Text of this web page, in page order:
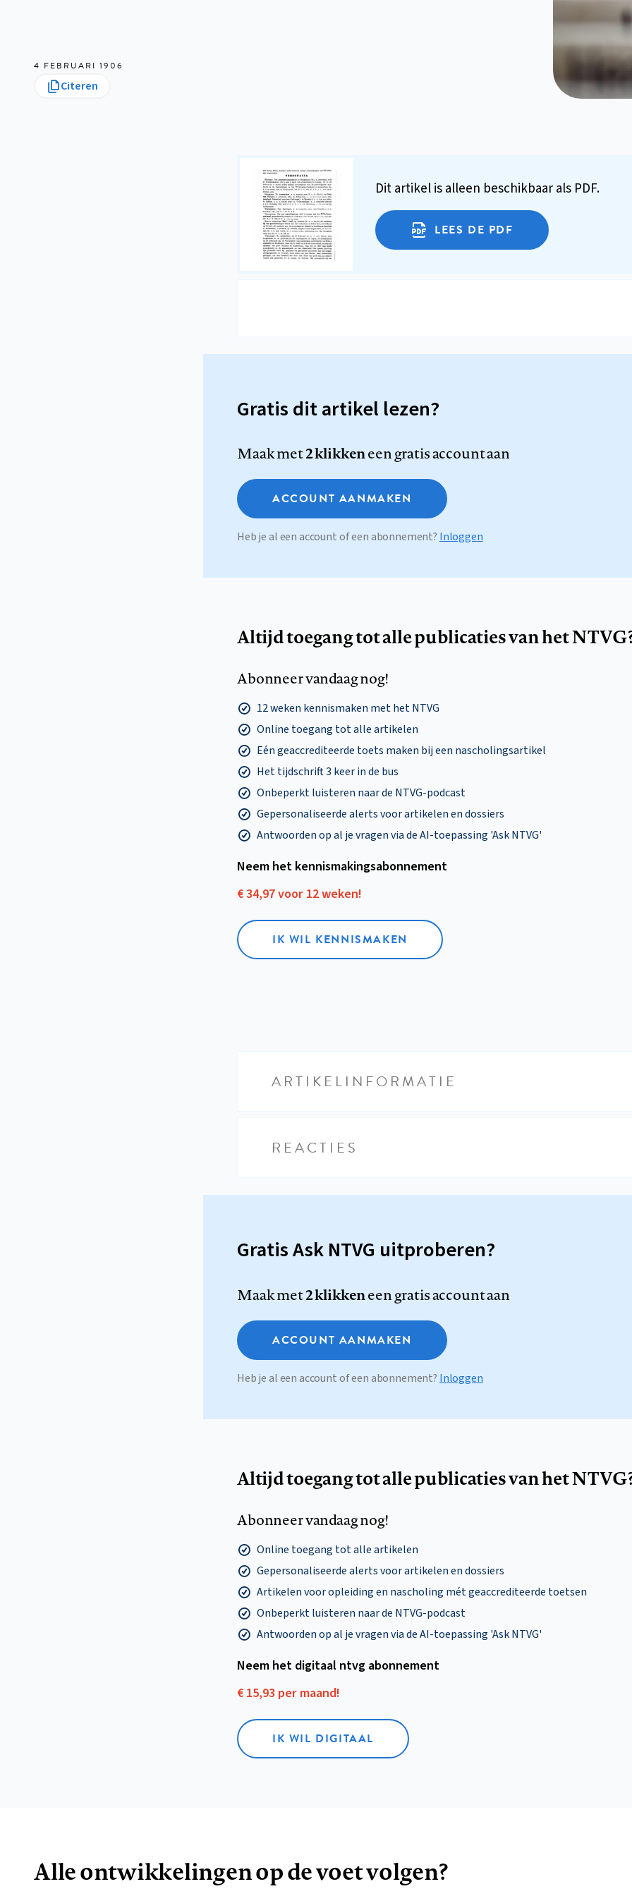
4 FEBRUARI 1906
Citeren
Dit artikel is alleen beschikbaar als PDF.
LEES DE PDF
Gratis dit artikel lezen?
Maak met2 klikkeneen gratis account aan
ACCOUNT AANMAKEN
Heb je al een account of een abonnement? Inloggen
Altijd toegang tot alle publicaties van het
Abonneer vandaag nog!
12 weken kennismaken met het NTVG
Online toegang tot alle artikelen
Eén geaccrediteerde toets maken bij een nascholingsartikel
Het tijdschrift 3 keer in de bus
Onbeperkt luisteren naar de NTVG-podcast
Gepersonaliseerde alerts voor artikelen en dossiers
Antwoorden op al je vragen via de AI-toepassing 'Ask NTVG'
Neem het kennismakings­abonnement
€ 34,97 voor 12 weken!
IK WIL KENNISMAKEN
ARTIKELINFORMATIE
REACTIES
Gratis Ask NTVG uitproberen?
Maak met2 klikkeneen gratis account aan
ACCOUNT AANMAKEN
Heb je al een account of een abonnement? Inloggen
Altijd toegang tot alle publicaties van het
Abonneer vandaag nog!
Online toegang tot alle artikelen
Gepersonaliseerde alerts voor artikelen en dossiers
Artikelen voor opleiding en nascholing mét geaccrediteerde toetsen
Onbeperkt luisteren naar de NTVG-podcast
Antwoorden op al je vragen via de AI-toepassing 'Ask NTVG'
Neem het digitaal ntvg abonnement
€ 15,93 per maand!
IK WIL DIGITAAL
Alle ontwikkelingen op de voet volgen?